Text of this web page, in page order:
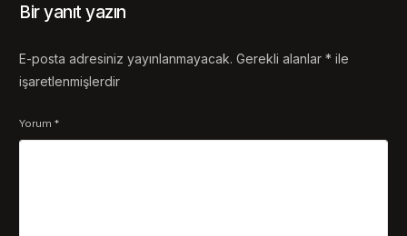
Bir yanıt yazın
E-posta adresiniz yayınlanmayacak. Gerekli alanlar* ile
işaretlenmişlerdir
Yorum*